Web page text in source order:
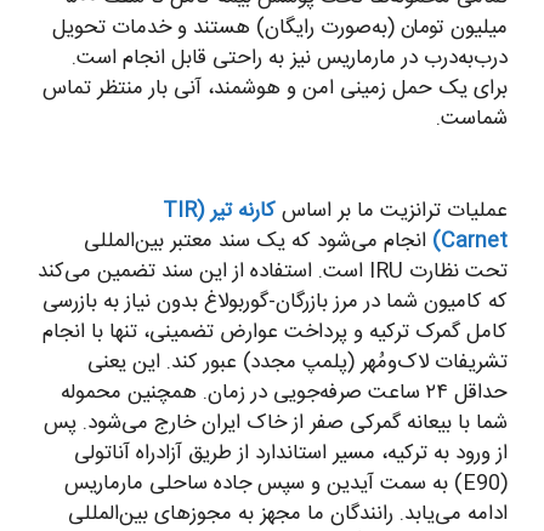
میلیون تومان (به‌صورت رایگان) هستند و خدمات تحویل
درب‌به‌درب در مارماریس نیز به راحتی قابل انجام است.
برای یک حمل زمینی امن و هوشمند، آنی بار منتظر تماس
شماست.
عملیات ترانزیت ما بر اساس
کارنه تیر (TIR
Carnet) انجام می‌شود که یک سند معتبر بین‌المللی
تحت نظارت IRU است. استفاده از این سند تضمین می‌کند
که کامیون شما در مرز بازرگان-گوربولاغ بدون نیاز به بازرسی
کامل گمرک ترکیه و پرداخت عوارض تضمینی، تنها با انجام
تشریفات لاک‌ومُهر (پلمپ مجدد) عبور کند. این یعنی
حداقل ۲۴ ساعت صرفه‌جویی در زمان. همچنین محموله
شما با بیعانه گمرکی صفر از خاک ایران خارج می‌شود. پس
از ورود به ترکیه، مسیر استاندارد از طریق آزادراه آناتولی
(E90) به سمت آیدین و سپس جاده ساحلی مارماریس
ادامه می‌یابد. رانندگان ما مجهز به مجوزهای بین‌المللی